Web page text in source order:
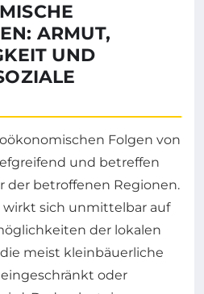
ARMUT,
UND
Folgen von
und betreffen
der betroffenen Regionen.
wirkt sich unmittelbar auf
der lokalen
meist kleinbäuerliche
oder